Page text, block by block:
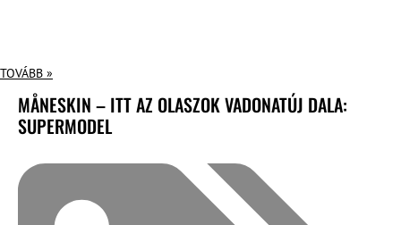
TOVÁBB »
MÅNESKIN – ITT AZ OLASZOK VADONATÚJ DALA:
SUPERMODEL